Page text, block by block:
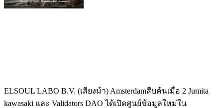
ELSOUL LABO B.V. (เสียงม้า) Amsterdamสืบค้นเมื่อ 2 Jumita
kawasaki และ Validators DAO ได้เปิดศูนย์ข้อมูลใหม่ใน